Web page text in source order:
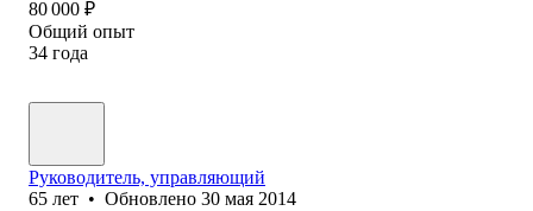
80 000 ₽
Общий опыт
34 года
Руководитель, управляющий
65 лет • Обновлено 30 мая 2014